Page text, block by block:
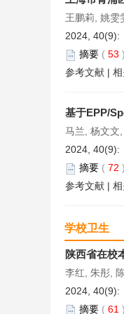
王鹏莉, 姚雯
2024, 40(9):
摘要 ( 53
参考文献 |
基于EPP/
马兰, 杨文文
2024, 40(9):
摘要 ( 72
参考文献 |
学校卫生
陕西省在校
李红, 朱彤,
2024, 40(9):
摘要 ( 61